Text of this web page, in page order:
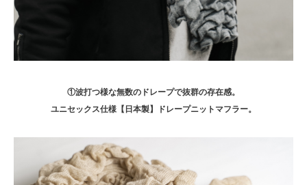
①波打つ様な無数のドレープで抜群の存在感。
ユニセックス仕様【日本製】ドレープニットマフラー。